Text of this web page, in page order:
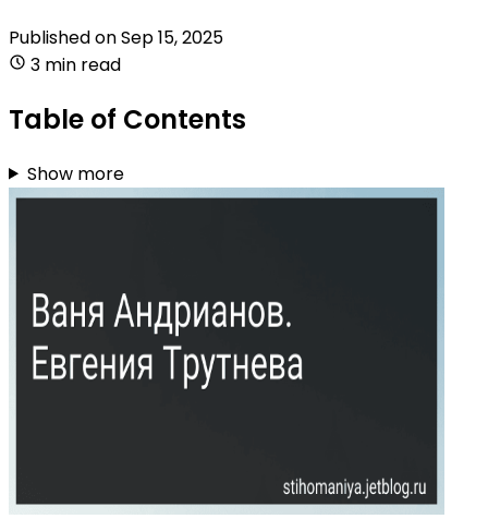
Published onSep 15, 2025
3 min read
Table of Contents
Show more